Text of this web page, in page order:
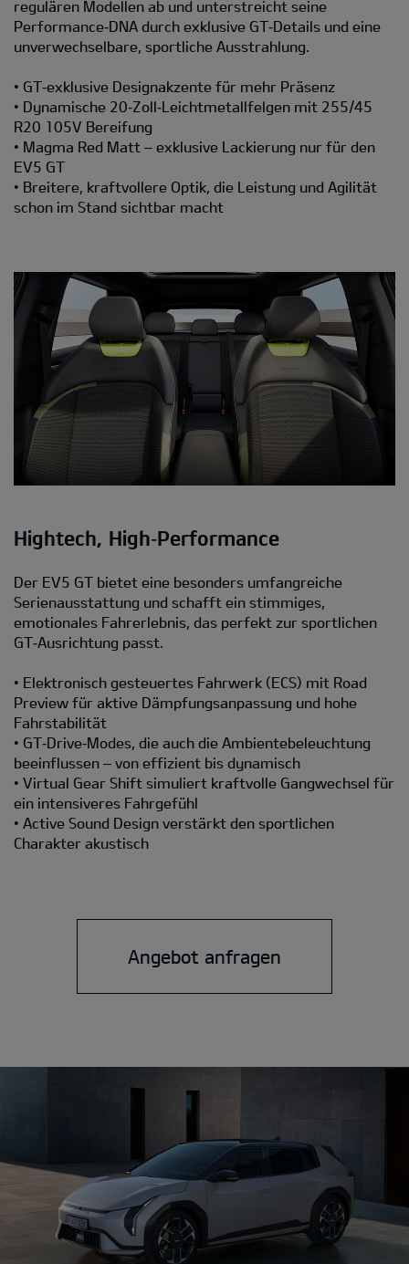
regulären Modellen ab und unterstreicht seine
Performance‑DNA durch exklusive GT‑Details und eine
unverwechselbare, sportliche Ausstrahlung.
• GT‑exklusive Designakzente für mehr Präsenz
• Dynamische 20‑Zoll‑Leichtmetallfelgen mit 255/45
R20 105V Bereifung
• Magma Red Matt – exklusive Lackierung nur für den
EV5 GT
• Breitere, kraftvollere Optik, die Leistung und Agilität
schon im Stand sichtbar macht
Hightech, High‑Performance
Der EV5 GT bietet eine besonders umfangreiche
Serienausstattung und schafft ein stimmiges,
emotionales Fahrerlebnis, das perfekt zur sportlichen
GT‑Ausrichtung passt.
• Elektronisch gesteuertes Fahrwerk (ECS) mit Road
Preview für aktive Dämpfungsanpassung und hohe
Fahrstabilität
• GT‑Drive‑Modes, die auch die Ambientebeleuchtung
beeinflussen – von effizient bis dynamisch
• Virtual Gear Shift simuliert kraftvolle Gangwechsel für
ein intensiveres Fahrgefühl
• Active Sound Design verstärkt den sportlichen
Charakter akustisch
Angebot anfragen